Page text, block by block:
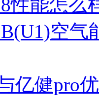
性能怎么
空
亿健pro